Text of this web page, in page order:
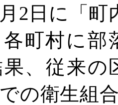
2日に「町
町村に部
、従来の
の衛生組